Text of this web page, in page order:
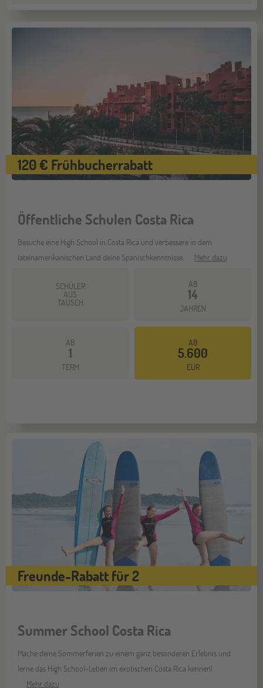
120 € Frühbucherrabatt
Öffentliche Schulen Costa Rica
Besuche eine High School in Costa Rica und verbessere in dem
lateinamerikanischen Land deine Spanischkenntnisse.
Mehr dazu
SCHÜLER
AUS
TAUSCH
AB
14
JAHREN
AB
1
TERM
AB
5.600
EUR
Freunde-Rabatt für 2
Summer School Costa Rica
Mache deine Sommerferien zu einem ganz besonderen Erlebnis und
lerne das High School-Leben im exotischen Costa Rica kennen!
Mehr dazu